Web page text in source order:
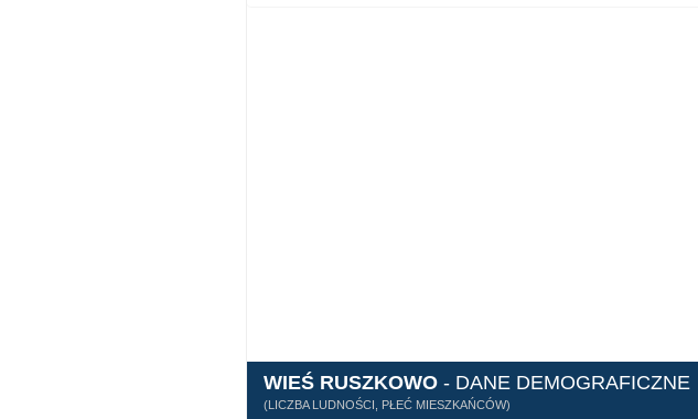
WIEŚ RUSZKOWO - DANE DEMOGRAFICZNE
(LICZBA LUDNOŚCI, PŁEĆ MIESZKAŃCÓW)